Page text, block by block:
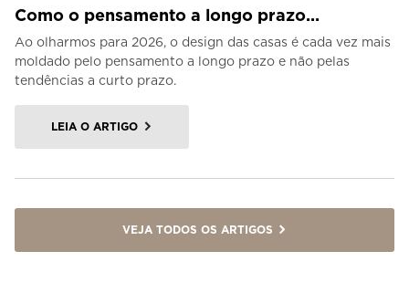
Como o pensamento a longo prazo...
Ao olharmos para 2026, o design das casas é cada vez mais
moldado pelo pensamento a longo prazo e não pelas
tendências a curto prazo.
LEIA O ARTIGO
VEJA TODOS OS ARTIGOS